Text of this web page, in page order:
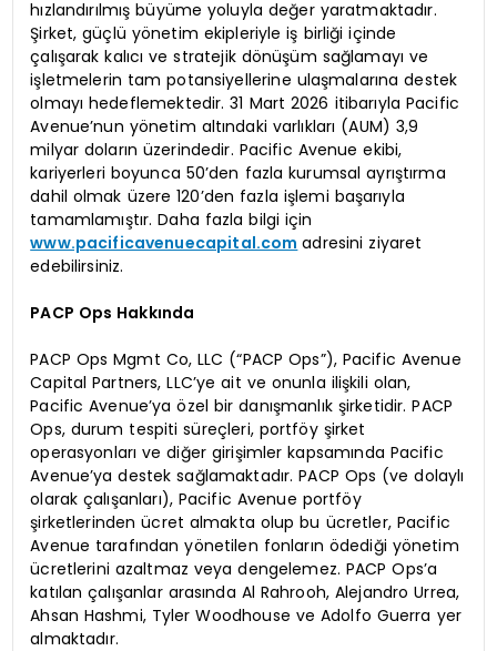
hızlandırılmış büyüme yoluyla değer yaratmaktadır.
Şirket, güçlü yönetim ekipleriyle iş birliği içinde
çalışarak kalıcı ve stratejik dönüşüm sağlamayı ve
işletmelerin tam potansiyellerine ulaşmalarına destek
olmayı hedeflemektedir. 31 Mart 2026 itibarıyla Pacific
Avenue’nun yönetim altındaki varlıkları (AUM) 3,9
milyar doların üzerindedir. Pacific Avenue ekibi,
kariyerleri boyunca 50’den fazla kurumsal ayrıştırma
dahil olmak üzere 120’den fazla işlemi başarıyla
tamamlamıştır. Daha fazla bilgi için
www.pacificavenuecapital.com adresini ziyaret
edebilirsiniz.
PACP Ops Hakkında
PACP Ops Mgmt Co, LLC (“PACP Ops”), Pacific Avenue
Capital Partners, LLC’ye ait ve onunla ilişkili olan,
Pacific Avenue’ya özel bir danışmanlık şirketidir. PACP
Ops, durum tespiti süreçleri, portföy şirket
operasyonları ve diğer girişimler kapsamında Pacific
Avenue’ya destek sağlamaktadır. PACP Ops (ve dolaylı
olarak çalışanları), Pacific Avenue portföy
şirketlerinden ücret almakta olup bu ücretler, Pacific
Avenue tarafından yönetilen fonların ödediği yönetim
ücretlerini azaltmaz veya dengelemez. PACP Ops’a
katılan çalışanlar arasında Al Rahrooh, Alejandro Urrea,
Ahsan Hashmi, Tyler Woodhouse ve Adolfo Guerra yer
almaktadır.